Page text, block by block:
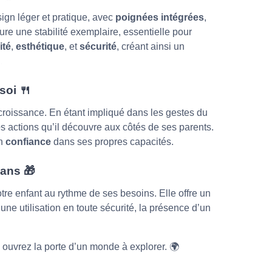
léger et pratique, avec poignées intégrées,
une stabilité exemplaire, essentielle pour
, esthétique, etsécurité, créant ainsi un
🍴
En étant impliqué dans les gestes du
actions qu’il découvre aux côtés de ses parents.
confiancedans ses propres capacités.
🎁
enfant au rythme de ses besoins. Elle offre un
utilisation en toute sécurité, la présence d’un
la porte d’un monde à explorer. 🌍